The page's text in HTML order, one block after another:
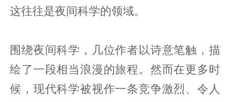
这往往是夜间科学的领域。
围绕夜间科学，几位作者以诗意笔触，描
绘了一段相当浪漫的旅程。然而在更多时
候，现代科学被视作一条竞争激烈、令人